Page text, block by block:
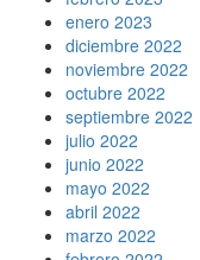
enero 2023
diciembre 2022
noviembre 2022
octubre 2022
septiembre 2022
julio 2022
junio 2022
mayo 2022
abril 2022
marzo 2022